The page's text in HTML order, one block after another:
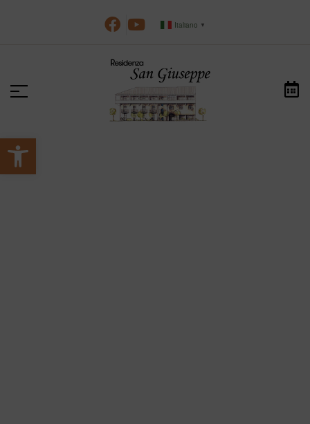
Apri la barra degli strumenti
Italiano ▼